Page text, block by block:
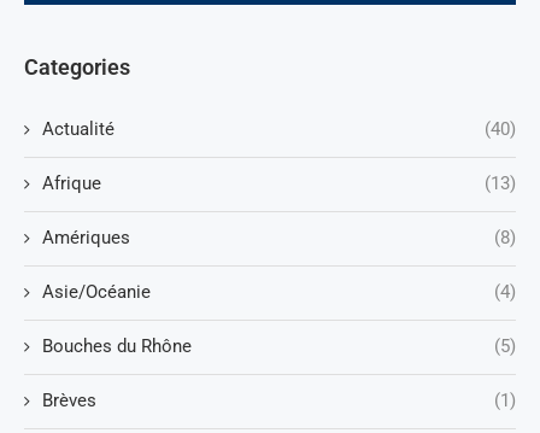
Categories
Actualité (40)
Afrique (13)
Amériques (8)
Asie/Océanie (4)
Bouches du Rhône (5)
Brèves (1)